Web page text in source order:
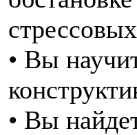
• Вы
• Вы